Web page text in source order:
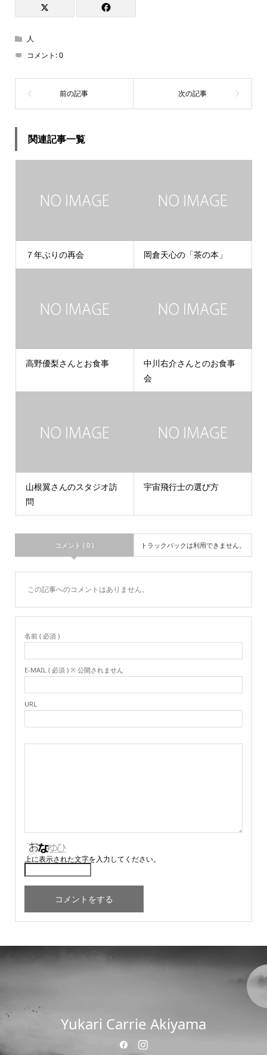
人
コメント:0
関連記事一覧
７年ぶりの再会 岡倉天心の「茶の本」
高野優梨さんとお食事
中川右介さんとのお食事
会
山根翼さんのスタジオ訪
問
宇宙飛行士の選び方
コメント ( 0 ) トラックバックは利用できません。
この記事へのコメントはありません。
名前 ( 必須 )
E-MAIL ( 必須 ) ※ 公開されません
URL
上に表示された文字を入力してください。
Yukari Carrie Akiyama